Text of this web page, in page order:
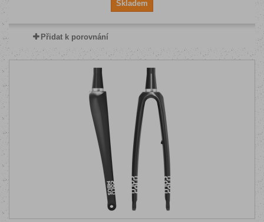
Skladem
Přidat k porovnání